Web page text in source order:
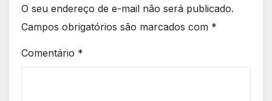
O seu endereço de e-mail não será publicado.
Campos obrigatórios são marcados com *
Comentário *